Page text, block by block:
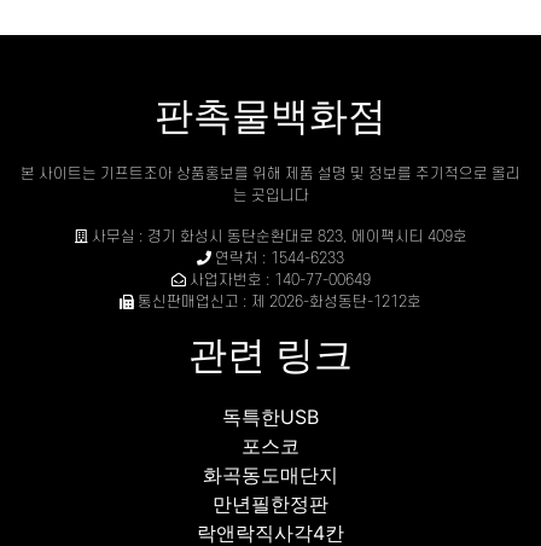
판촉물백화점
본 사이트는 기프트조아 상품홍보를 위해 제품 설명 및 정보를 주기적으로 올리
는 곳입니다
사무실 : 경기 화성시 동탄순환대로 823, 에이팩시티 409호
연락처 : 1544-6233
사업자번호 : 140-77-00649
통신판매업신고 : 제 2026-화성동탄-1212호
관련 링크
독특한USB
포스코
화곡동도매단지
만년필한정판
락앤락직사각4칸